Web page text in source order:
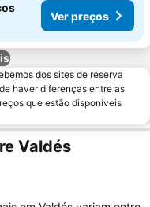
Ver preços
dos sites de reserva
haver diferenças entre as
que estão disponíveis
Valdés